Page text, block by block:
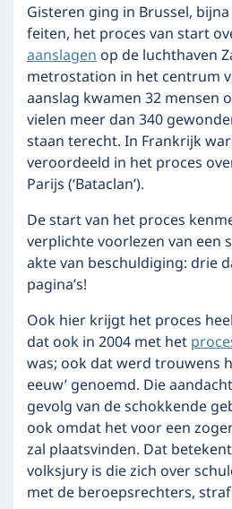
Gisteren ging in Brussel,
feiten, het proces van start
aanslagenop de luchthaven
metrostation in het centrum
aanslag kwamen 32 mensen
vielen meer dan 340
staan terecht. In Frankrijk
veroordeeld in het proces
Parijs (‘Bataclan’).
De start van het proces
verplichte voorlezen van een
akte van beschuldiging: drie
pagina’s!
Ook hier krijgt het proces
dat ook in 2004 met het
was; ook dat werd trouwens
eeuw’ genoemd. Die
gevolg van de schokkende
ook omdat het voor een
zal plaatsvinden. Dat
volksjury is die zich over
met de beroepsrechters,